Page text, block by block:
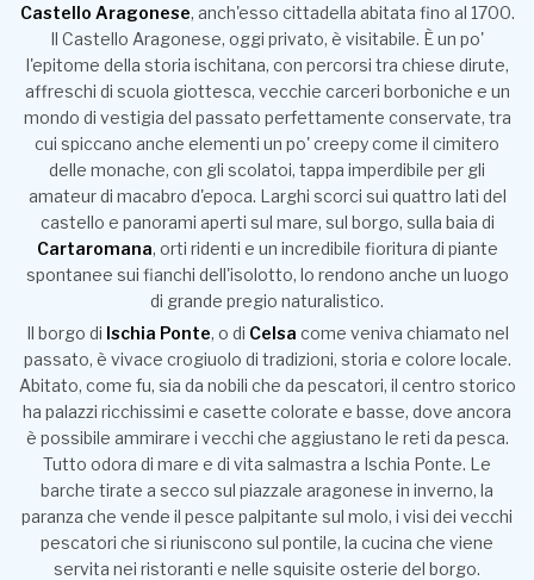
Castello Aragonese, anch'esso cittadella abitata fino al 1700.
Il Castello Aragonese, oggi privato, è visitabile. È un po'
l'epitome della storia ischitana, con percorsi tra chiese dirute,
affreschi di scuola giottesca, vecchie carceri borboniche e un
mondo di vestigia del passato perfettamente conservate, tra
cui spiccano anche elementi un po' creepy come il cimitero
delle monache, con gli scolatoi, tappa imperdibile per gli
amateur di macabro d'epoca. Larghi scorci sui quattro lati del
castello e panorami aperti sul mare, sul borgo, sulla baia di
Cartaromana, orti ridenti e un incredibile fioritura di piante
spontanee sui fianchi dell'isolotto, lo rendono anche un luogo
di grande pregio naturalistico.
Il borgo di Ischia Ponte, o di Celsa come veniva chiamato nel
passato, è vivace crogiuolo di tradizioni, storia e colore locale.
Abitato, come fu, sia da nobili che da pescatori, il centro storico
ha palazzi ricchissimi e casette colorate e basse, dove ancora
è possibile ammirare i vecchi che aggiustano le reti da pesca.
Tutto odora di mare e di vita salmastra a Ischia Ponte. Le
barche tirate a secco sul piazzale aragonese in inverno, la
paranza che vende il pesce palpitante sul molo, i visi dei vecchi
pescatori che si riuniscono sul pontile, la cucina che viene
servita nei ristoranti e nelle squisite osterie del borgo.